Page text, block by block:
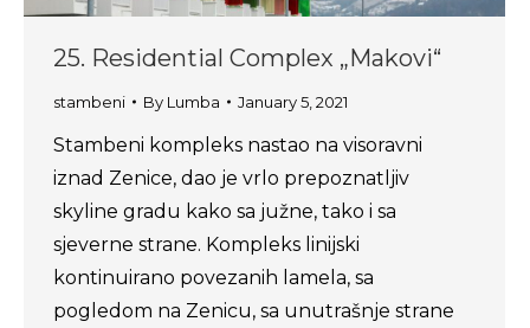
25. Residential Complex „Makovi“
stambeni By Lumba January 5, 2021
Stambeni kompleks nastao na visoravni
iznad Zenice, dao je vrlo prepoznatljiv
skyline gradu kako sa južne, tako i sa
sjeverne strane. Kompleks linijski
kontinuirano povezanih lamela, sa
pogledom na Zenicu, sa unutrašnje strane